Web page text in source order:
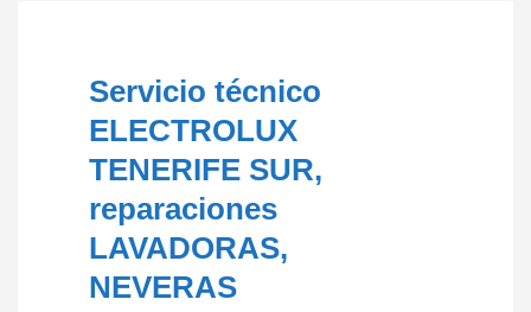
Servicio técnico
ELECTROLUX
TENERIFE SUR,
reparaciones
LAVADORAS,
NEVERAS